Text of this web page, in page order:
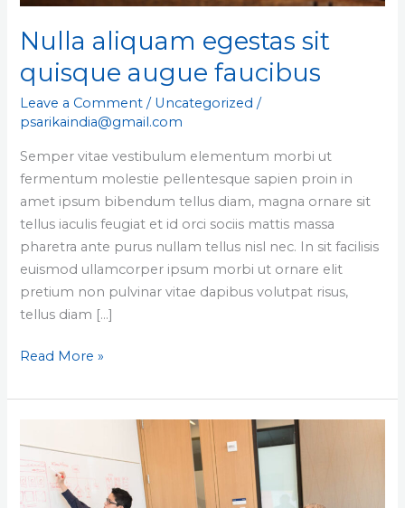
Nulla aliquam egestas sit
quisque augue faucibus
Leave a Comment / Uncategorized /
psarikaindia@gmail.com
Semper vitae vestibulum elementum morbi ut
fermentum molestie pellentesque sapien proin in
amet ipsum bibendum tellus diam, magna ornare sit
tellus iaculis feugiat et id orci sociis mattis massa
pharetra ante purus nullam tellus nisl nec. In sit facilisis
euismod ullamcorper ipsum morbi ut ornare elit
pretium non pulvinar vitae dapibus volutpat risus,
tellus diam […]
Read More »
adipiscing
iaculis
hac